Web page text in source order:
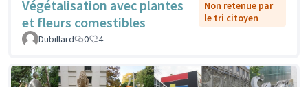
Végétalisation avec plantes
et fleurs comestibles
Non retenue par
le tri citoyen
Dubillard
0 4